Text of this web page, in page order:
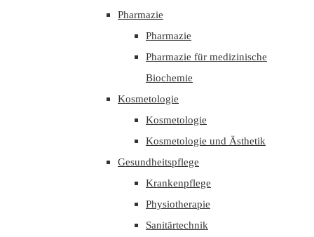
Pharmazie
Pharmazie
Pharmazie für medizinische
Biochemie
Kosmetologie
Kosmetologie
Kosmetologie und Ästhetik
Gesundheitspflege
Krankenpflege
Physiotherapie
Sanitärtechnik